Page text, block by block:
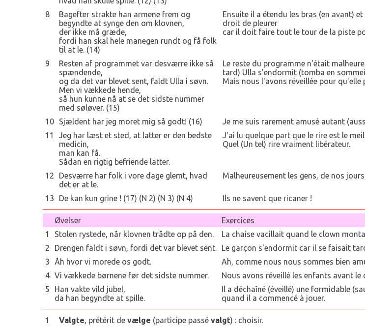
8
Bagefter strakte han armene frem og
begyndte at synge den om klovnen,
der ikke må græde,
fordi han skal hele manegen rundt og få folk
til at le. (14)
Ensuite il a étendu les bras (en avant)
droit de pleurer
car il doit faire tout le tour de la piste
9
Resten af programmet var desværre ikke så
spændende,
og da det var blevet sent, faldt Ulla i søvn.
Men vi vækkede hende,
så hun kunne nå at se det sidste nummer
med søløver. (15)
Le reste du programme n'était
tard) Ulla s'endormit (tomba en
Mais nous l'avons réveillée pour
10 Sjældent har jeg moret mig så godt! (16)
Je me suis rarement amusé autant
11
Jeg har læst et sted, at latter er den bedste
medicin,
man kan få.
Sådan en rigtig befriende latter.
J'ai lu quelque part que le rire est le
Quel (Un tel) rire vraiment libérateur.
12
Desværre har folk i vore dage glemt, hvad
det er at le.
Malheureusement les gens, de nos
13 De kan kun grine ! (17) (N 2) (N 3) (N 4) Ils ne savent que ricaner !
Øvelser
Exercices
1
Stolen rystede, når klovnen trådte op på den.
La chaise vacillait quand le clown
2
Drengen faldt i søvn, fordi det var blevet sent.
Le garçon s'endormit car il se faisait
3
Åh hvor vi morede os godt.
Ah, comme nous nous sommes bien
4 Vi vækkede børnene før det sidste nummer.
Nous avons réveillé les enfants avant le
5
Han vakte vild jubel,
da han begyndte at spille.
Il a déchaîné (éveillé) une formidable
quand il a commencé à jouer.
1 Valgte, prétérit de vælge (participe passé valgt) : choisir.